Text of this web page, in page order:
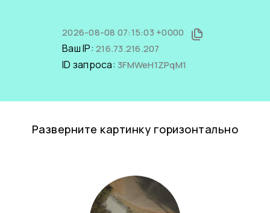
2026-08-08 07:15:03 +0000
Ваш IP: 216.73.216.207
ID запроса: 3FMWeH1ZPqM1
Разверните картинку горизонтально